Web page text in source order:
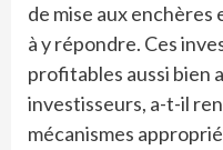
de mise aux enchères
à y répondre. Ces
profitables aussi bien
investisseurs, a-t-il
mécanismes